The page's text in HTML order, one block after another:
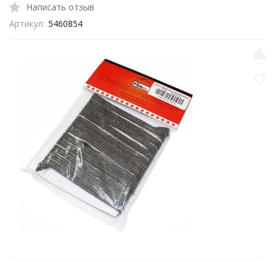
Написать отзыв
Артикул: 5460854